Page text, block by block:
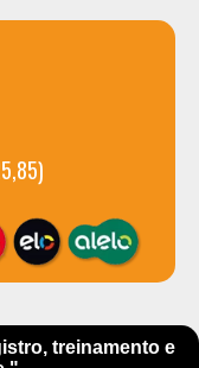
treinamento e